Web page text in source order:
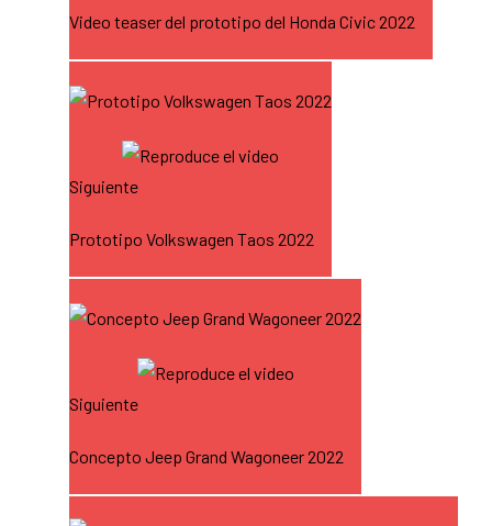
Video teaser del prototipo del Honda Civic 2022
Siguiente
Prototipo Volkswagen Taos 2022
Siguiente
Concepto Jeep Grand Wagoneer 2022